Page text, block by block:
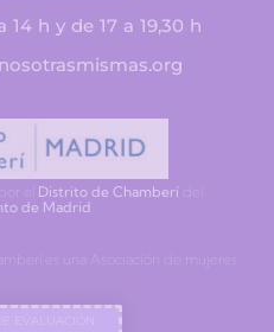
14 h y de 17 a 19,30 h
el Distrito de Chamberídel
de Madrid
es una Asociación de mujeres
EVALUACIÓN